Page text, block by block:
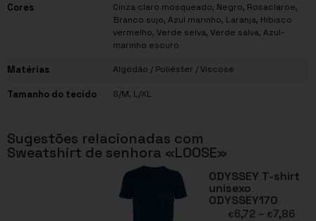
Cores
Cinza claro mosqueado, Negro, Rosaclaroe,
Branco sujo, Azul marinho, Laranja, Hibisco
vermelho, Verde selva, Verde salva, Azul-
marinho escuro
Matérias Algodão / Poliéster / Viscose
Tamanho do tecido S/M, L/XL
Sugestões relacionadas com
Sweatshirt de senhora «LOOSE»
ODYSSEY T-shirt
unisexo
ODYSSEY170
€6,72 – €7,86